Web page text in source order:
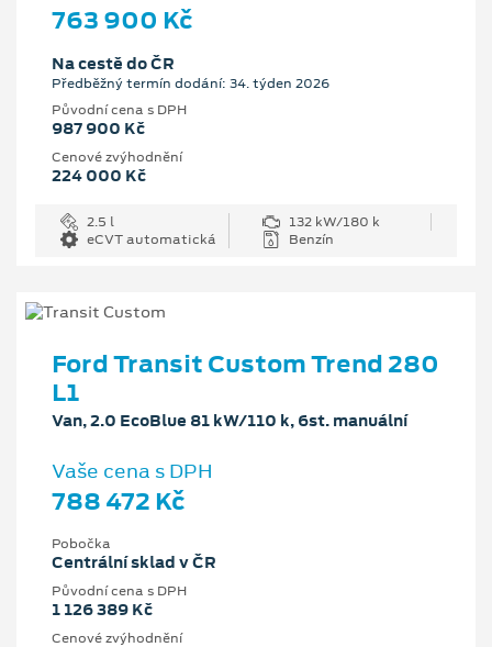
763 900 Kč
Na cestě do ČR
Předběžný termín dodání: 34. týden 2026
Původní cena s DPH
987 900 Kč
Cenové zvýhodnění
224 000 Kč
2.5 l
132 kW/180 k
eCVT automatická
Benzín
Ford Transit Custom Trend 280
L1
Van, 2.0 EcoBlue 81 kW/110 k, 6st. manuální
Vaše cena s DPH
788 472 Kč
Pobočka
Centrální sklad v ČR
Původní cena s DPH
1 126 389 Kč
Cenové zvýhodnění